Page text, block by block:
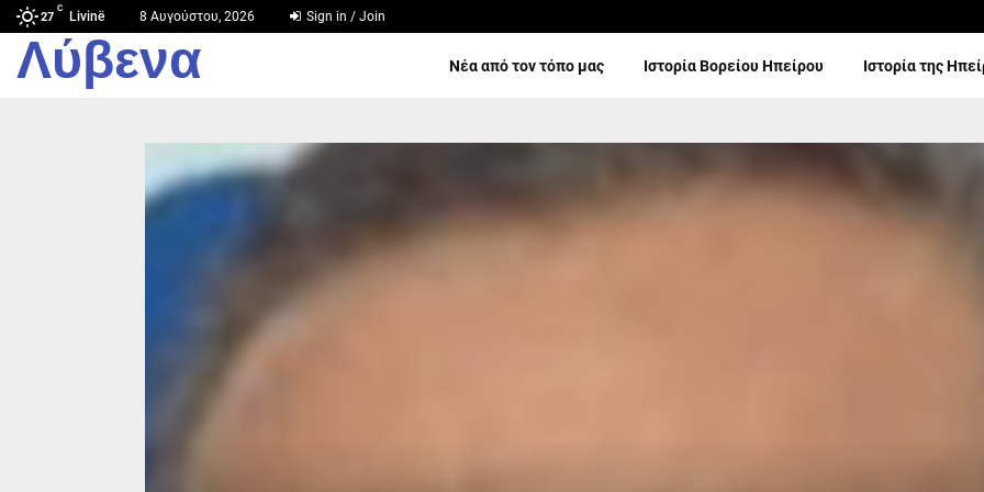
27
C
Livinë 8 Αυγούστου, 2026 Sign in / Join
Λύβενα Νέα από τον τόπο μας Ιστορία Βορείου Ηπείρου Ιστορία της